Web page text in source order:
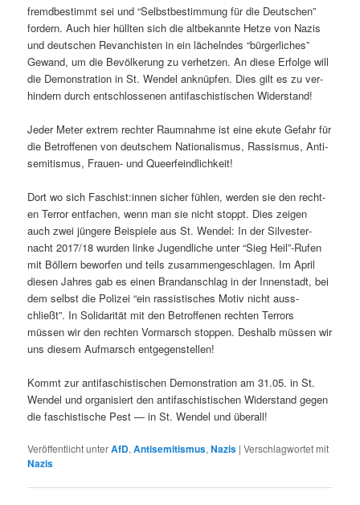
fremdbes­timmt sei und “Selb­st­bes­tim­mung für die Deutschen”
fordern. Auch hier hüll­ten sich die alt­bekan­nte Het­ze von Nazis
und deutschen Revan­chis­ten in ein lächel­ndes “bürg­er­lich­es”
Gewand, um die Bevölkerung zu ver­het­zen. An diese Erfolge will
die Demon­stra­tion in St. Wen­del anknüpfen. Dies gilt es zu ver­
hin­dern durch entschlosse­nen antifaschis­tis­chen Widerstand!
Jed­er Meter extrem rechter Raum­nahme ist eine ekute Gefahr für
die Betrof­fe­nen von deutschem Nation­al­is­mus, Ras­sis­mus, Anti­
semitismus, Frauen- und Queerfeindlichkeit!
Dort wo sich Faschist:innen sich­er fühlen, wer­den sie den recht­
en Ter­ror ent­fachen, wenn man sie nicht stoppt. Dies zeigen
auch zwei jün­gere Beispiele aus St. Wen­del: In der Sil­vester­
nacht 2017/18 wur­den linke Jugendliche unter “Sieg Heil”-Rufen
mit Böllern bewor­fen und teils zusam­mengeschla­gen. Im April
diesen Jahres gab es einen Bran­dan­schlag in der Innen­stadt, bei
dem selb­st die Polizei “ein ras­sis­tis­ches Motiv nicht auss­
chließt”. In Sol­i­dar­ität mit den Betrof­fe­nen recht­en Ter­rors
müssen wir den recht­en Vor­marsch stop­pen. Deshalb müssen wir
uns diesem Auf­marsch entgegenstellen!
Kommt zur antifaschis­tis­chen Demon­stra­tion am 31.05. in St.
Wen­del und organ­isiert den antifaschis­tis­chen Wider­stand gegen
die faschis­tis­che Pest — in St. Wen­del und überall!
Veröffentlicht unterAfD,Antisemitismus,Nazis |Verschlagwortet mit
Nazis